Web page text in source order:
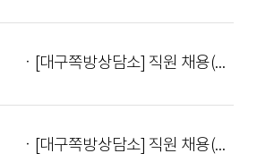
ㆍ[대구쪽방상담소] 직원 채용(자연재난대응 계약직 5개월) 공고
ㆍ[대구쪽방상담소] 직원 채용(계약직 3개월) 결과 공고